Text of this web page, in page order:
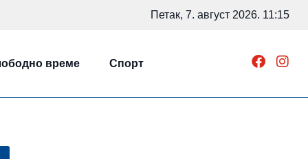
Петак, 7. август 2026. 11:15
време Спорт